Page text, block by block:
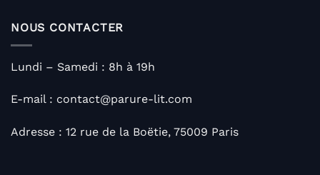
NOUS CONTACTER
Lundi – Samedi : 8h à 19h
E-mail : contact@parure-lit.com
Adresse : 12 rue de la Boëtie, 75009 Paris